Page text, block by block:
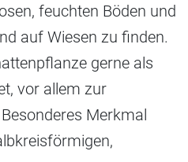
feuchten Böden und
auf Wiesen zu finden.
gerne als
vor allem zur
Merkmal